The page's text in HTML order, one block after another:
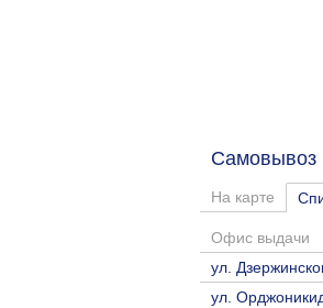
На карте
Офис выдачи
ул.
ул.